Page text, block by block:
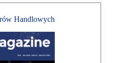
Handlowych